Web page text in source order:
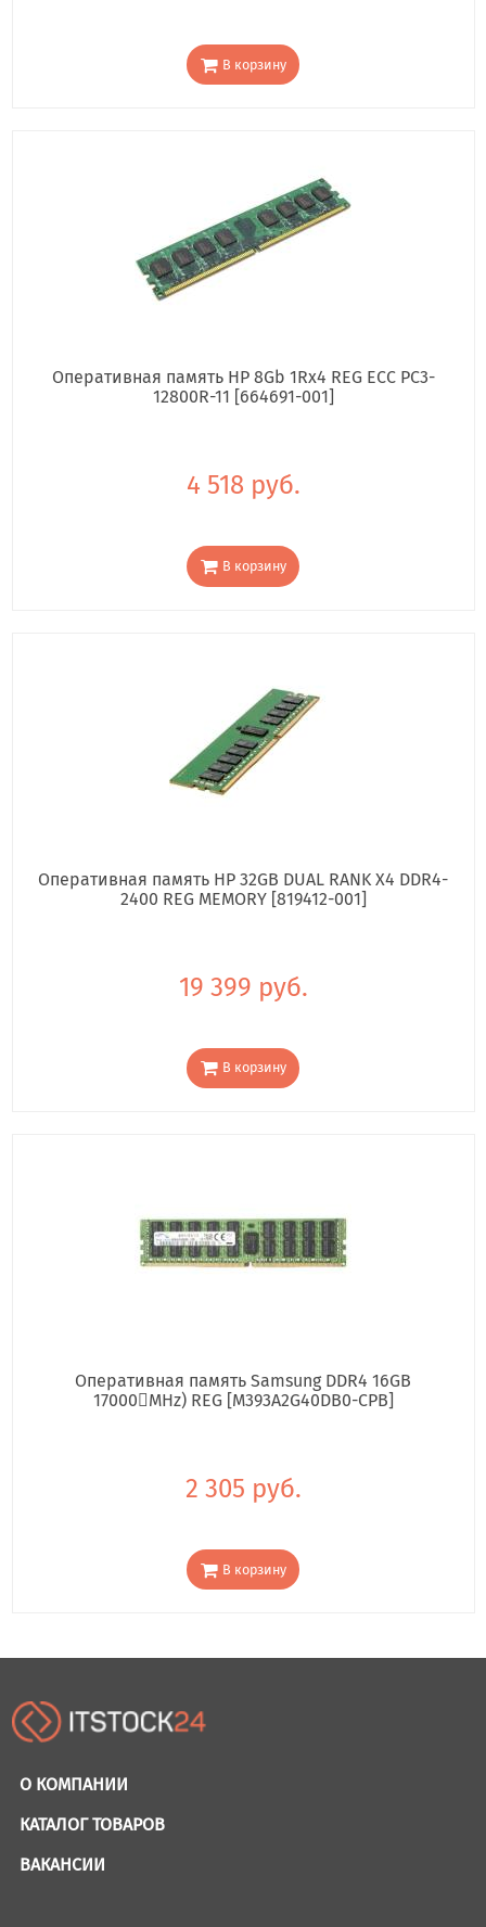
В корзину
Оперативная память HP 8Gb 1Rx4 REG ECC PC3-
12800R-11 [664691-001]
4 518 руб.
В корзину
Оперативная память HP 32GB DUAL RANK X4 DDR4-
2400 REG MEMORY [819412-001]
19 399 руб.
В корзину
Оперативная память Samsung DDR4 16GB
17000񢋕MHz) REG [M393A2G40DB0-CPB]
2 305 руб.
В корзину
О КОМПАНИИ
КАТАЛОГ ТОВАРОВ
ВАКАНСИИ